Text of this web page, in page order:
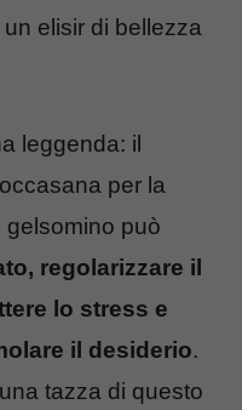
elisir di bellezza
leggenda: il
per la
gelsomino può
regolarizzare il
lo stress e
il desiderio.
tazza di questo